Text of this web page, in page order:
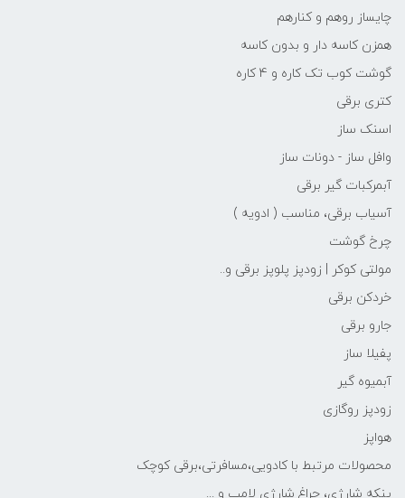
چایساز روهم و کنارهم
همزن کاسه دار و بدون کاسه
گوشت کوب تک کاره و 4 کاره
کتری برقی
اسنک ساز
وافل ساز - دونات ساز
آبمرکبات گیر برقی
آسیاب برقی، مناسب ( ادویه )
چرخ گوشت
مولتی کوکر | زودپز پلوپز برقی و..
خردکن برقی
جارو برقی
پفیلا ساز
آبمیوه گیر
زودپز روگازی
هواپز
محصولات مرتبط با کادویی،مسافرتی،برقی کوچک
پنکه شارژی، چراغ شارژی لامپ و ...